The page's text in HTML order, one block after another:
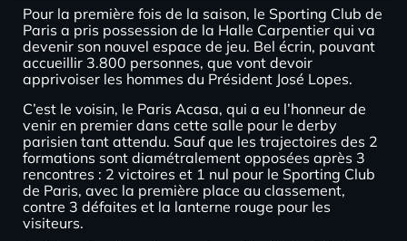
Pour la première fois de la saison, le Sporting Club de
Paris a pris possession de la Halle Carpentier qui va
devenir son nouvel espace de jeu. Bel écrin, pouvant
accueillir 3.800 personnes, que vont devoir
apprivoiser les hommes du Président José Lopes.
C’est le voisin, le Paris Acasa, qui a eu l’honneur de
venir en premier dans cette salle pour le derby
parisien tant attendu. Sauf que les trajectoires des 2
formations sont diamétralement opposées après 3
rencontres : 2 victoires et 1 nul pour le Sporting Club
de Paris, avec la première place au classement,
contre 3 défaites et la lanterne rouge pour les
visiteurs.